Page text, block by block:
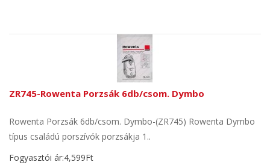
ZR745-Rowenta Porzsák 6db/csom. Dymbo
Rowenta Porzsák 6db/csom. Dymbo-(ZR745) Rowenta Dymbo
típus családú porszívók porzsákja 1..
Fogyasztói ár:4,599Ft